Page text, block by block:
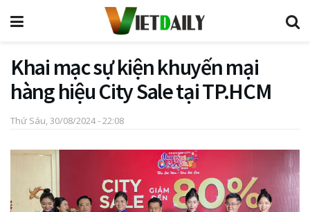
Khai mạc sự kiện khuyến mại
hàng hiệu City Sale tại TP.HCM
Thứ Sáu, 30/08/2024 - 22:08